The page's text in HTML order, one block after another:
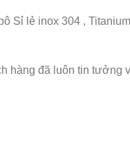
Sỉ lẻ inox 304 ,
hàng đã luôn tin tưởng